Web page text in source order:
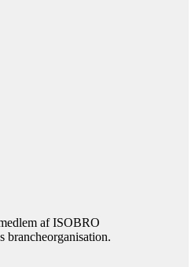
af ISOBRO
brancheorganisation.